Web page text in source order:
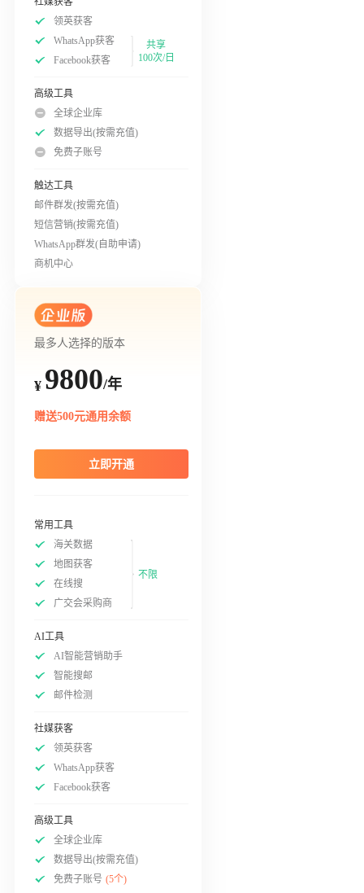
领英获客
WhatsApp获客
Facebook获客
共享
100次/日
高级工具
全球企业库
数据导出(按需充值)
免费子账号
触达工具
邮件群发(按需充值)
短信营销(按需充值)
WhatsApp群发(自助申请)
商机中心
最多人选择的版本
¥ 9800/年
赠送500元通用余额
立即开通
常用工具
海关数据
地图获客
在线搜
广交会采购商
不限
AI工具
AI智能营销助手
智能搜邮
邮件检测
社媒获客
领英获客
WhatsApp获客
Facebook获客
高级工具
全球企业库
数据导出(按需充值)
免费子账号 (5个)